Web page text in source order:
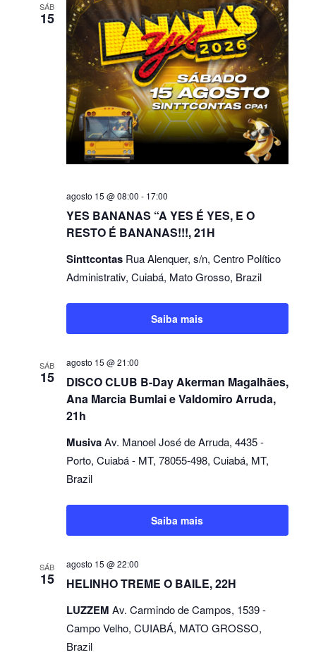
SÁB
15
agosto 15 @ 08:00 - 17:00
YES BANANAS “A YES É YES, E O
RESTO É BANANAS!!!, 21H
Sinttcontas Rua Alenquer, s/n, Centro Político
Administrativ, Cuiabá, Mato Grosso, Brazil
Saiba mais
SÁB
15
agosto 15 @ 21:00
DISCO CLUB B-Day Akerman Magalhães,
Ana Marcia Bumlai e Valdomiro Arruda,
21h
MusivaAv. Manoel José de Arruda, 4435 -
Porto, Cuiabá - MT, 78055-498, Cuiabá, MT,
Brazil
Saiba mais
SÁB
15
agosto 15 @ 22:00
HELINHO TREME O BAILE, 22H
LUZZEM Av. Carmindo de Campos, 1539 -
Campo Velho, CUIABÁ, MATO GROSSO,
Brazil